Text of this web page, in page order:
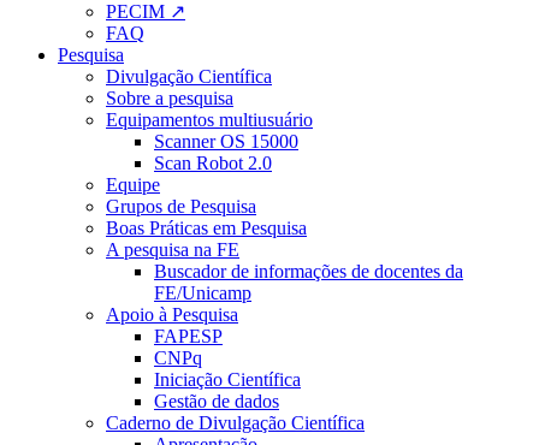
PECIM ↗
FAQ
Pesquisa
Divulgação Científica
Sobre a pesquisa
Equipamentos multiusuário
Scanner OS 15000
Scan Robot 2.0
Equipe
Grupos de Pesquisa
Boas Práticas em Pesquisa
A pesquisa na FE
Buscador de informações de docentes da
FE/Unicamp
Apoio à Pesquisa
FAPESP
CNPq
Iniciação Científica
Gestão de dados
Caderno de Divulgação Científica